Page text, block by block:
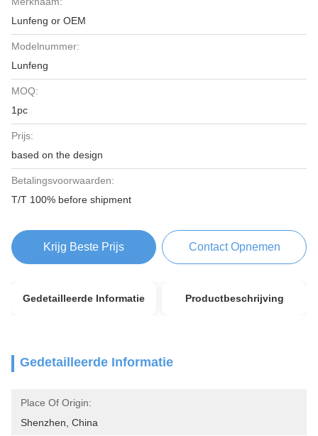
Lunfeng or OEM
Modelnummer:
Lunfeng
MOQ:
1pc
Prijs:
based on the design
Betalingsvoorwaarden:
T/T 100% before shipment
Krijg Beste Prijs Contact Opnemen
Gedetailleerde Informatie Productbeschrijving
Gedetailleerde Informatie
Place Of Origin:
Shenzhen, China